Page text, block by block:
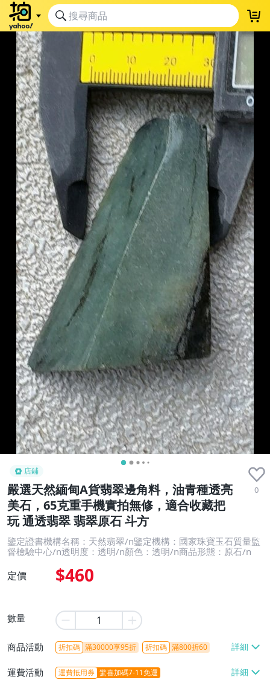
店鋪
嚴選天然緬甸A貨翡翠邊角料，油青種透亮
美石，65克重手機實拍無修，適合收藏把
玩 通透翡翠 翡翠原石 斗方
0
鑒定證書機構名稱：天然翡翠/n鑒定機構：國家珠寶玉石質量監
督檢驗中心/n透明度：透明/n顏色：透明/n商品形態：原石/n
定價 $460
數量
商品活動 折扣碼 滿30000享95折 折扣碼 滿800折60
運費活動 運費抵用券 驚喜加碼7-11免運